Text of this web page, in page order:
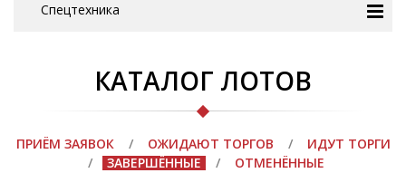
Спецтехника
КАТАЛОГ ЛОТОВ
ПРИЁМ ЗАЯВОК / ОЖИДАЮТ ТОРГОВ /
ИДУТ ТОРГИ
/
ЗАВЕРШЁННЫЕ / ОТМЕНЁННЫЕ